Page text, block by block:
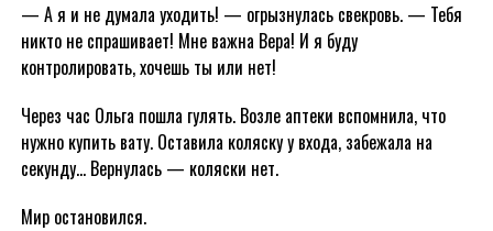
— А я и не думала уходить! — огрызнулась свекровь. — Тебя
никто не спрашивает! Мне важна Вера! И я буду
контролировать, хочешь ты или нет!
Через час Ольга пошла гулять. Возле аптеки вспомнила, что
нужно купить вату. Оставила коляску у входа, забежала на
секунду… Вернулась — коляски нет.
Мир остановился.